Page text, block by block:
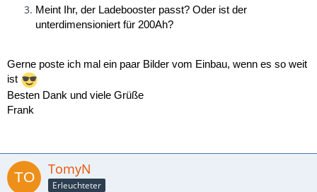
Meint Ihr, der Ladebooster passt? Oder ist der
unterdimensioniert für 200Ah?
Gerne poste ich mal ein paar Bilder vom Einbau, wenn es so weit
ist
Besten Dank und viele Grüße
Frank
TomyN
Erleuchteter